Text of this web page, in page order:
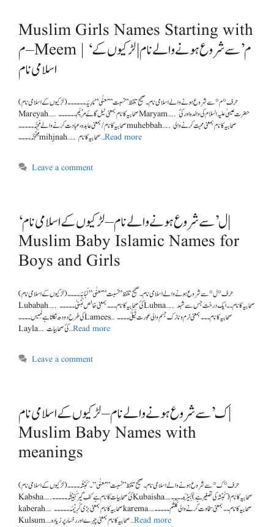
Muslim Girls Names Starting with
م – Meem | ‘م’ سے شروع ہونے والے نام | لڑکیوں کے
اسلامی نام
(لڑکیوں کے اسلامی نام ) حرف °م° سے شروع ہونے والے اسلامی نام ۔ صحیح تلفظ ” نسبت ” معنٰی” مَارِیَہ۔۔۔۔۔۔
Mareyah…… صحابیہ کا نام بمعنی نیل گاۓ مَرْیَم۔۔۔۔۔۔Maryam….. حضرت عیسیٰ علیہ السلام کی والدہ اور کئ
صحابیہ کا نام/بمعنی عابدہ ،عبادت کرنے والے مُحِبَّہ۔۔۔۔۔muhebbah….. صحابیہ کا نام بمعنی محبت کرنے والی
مِحْجَنَہ۔۔۔۔mihjnah….. صحابیہ کا نام …Read more
Leave a comment
‘ل’ سے شروع ہونے والے نام – لڑکیوں کے اسلامی نام |
Muslim Baby Islamic Names for
Boys and Girls
(لڑکیوں کے اسلامی نام ) حرف °ل° سے شروع ہونے والے اسلامی نام ۔ صحیح تلفظ ” نسبت ” معنٰی” لُبَابَہ۔۔۔۔
Lubabah….. کئ صحابیہ کا نام ۔۔۔بمعنی خالص لُبْنیٰ۔۔۔۔۔Lubna….. صحابیہ کا نام ۔۔ایک درخت جس سے شہد
کی طرح دودھ نکلتا ہے لَمِیس۔۔۔۔Lamees… صحابیہ کا نام ۔۔۔بمعنی نرم و نازک جسم والی عورت لَیْلَیٰ۔۔۔۔
Layla…. کئ صحابیات …Read more
Leave a comment
ک’ سے شروع ہونے والے نام – لڑکیوں کے اسلامی نام |
Muslim Baby Names with
meanings
(لڑکیوں کے اسلامی نام ) حرف °ک° سے شروع ہونے والے اسلامی نام ۔ صحیح تلفظ ” نسبت ” معنٰی”۔ کَبْشَہ۔۔۔۔
Kabsha…..کئ صحابیات کا نام ہے کف گیر کُبَیْشَہ۔۔۔۔۔Kubaisha….صحابیہ کا نام (کَبْشہ کی تصغیر ہے) کَبِیْرَہ۔۔۔۔
kaberah…. صحابیہ کا نام بمعنی بڑی کَرِیْمَہ۔۔۔۔۔karema….صحابیہ کا نام۔۔بمعنی سخاوت کرنے والی کُلْثُم۔۔۔۔۔
Kulsum….صحابیہ کا نام بمعنی چہرے اور رخسار پر زیادہ …Read more